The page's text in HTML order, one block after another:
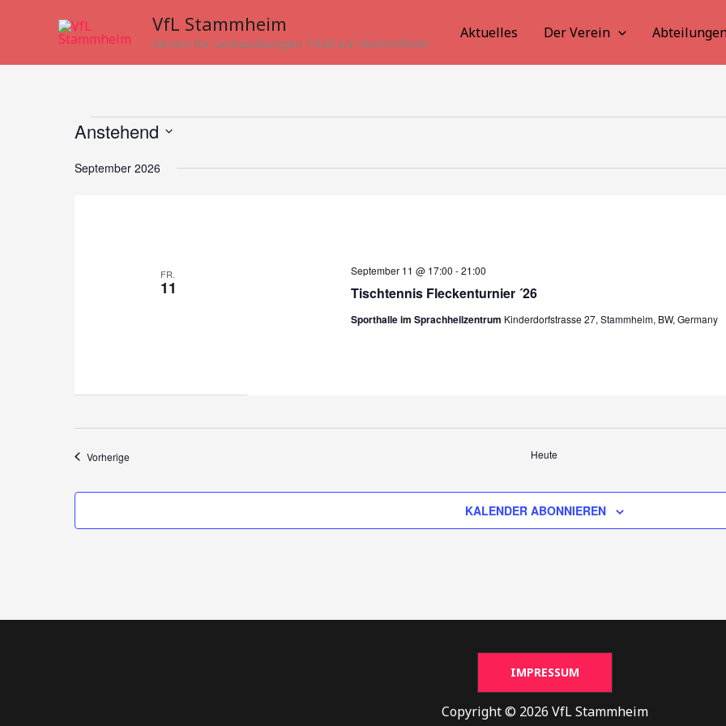
VfL Stammheim
Verein für Leibesübungen 1920 e.V. Stammheim
Aktuelles Der Verein
Veranstaltungen
Anstehend
wählen.
September 2026
FR.
11 Tischtennis Fleckenturnier ´26
September 11 @ 17:00 -21:00
Sporthalle im Sprachheilzentrum Kinderdorfstrasse 27, Stammheim, BW, Germany
VorherigeVeranstaltungen Heute
KALENDER ABONNIEREN
IMPRESSUM
Copyright © 2026 VfL Stammheim